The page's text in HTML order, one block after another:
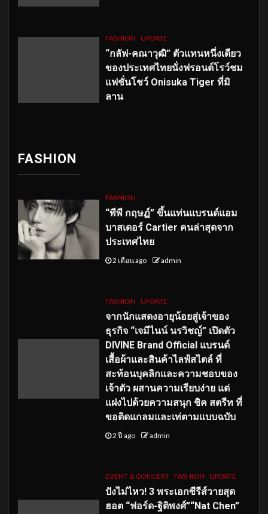
FASHION UPDATE
“กลัฟ-คณาวุฒิ” ตัวแทนหนึ่งเดียว
ของประเทศไทยนั่งฟรอนต์โรว์ชม
แฟชั่นโชว์ Onisuka Tiger ที่มิ
ลาน
FASHION
FASHION
“พีพี กฤษฏ์” ขึ้นแท่นแบรนด์แอม
บาสเดอร์ Cartier คนล่าสุดจาก
ประเทศไทย
2 เดือน ago admin
FASHION UPDATE
จากนักแสดงอายุน้อยสู่เจ้าของ
ธุรกิจ “เจมีไนน์ นรวิชญ์” เปิดตัว
DIVINE Brand Official แบรนด์
เสื้อผ้าและสินค้าไลฟ์สไตล์ ที่
สะท้อนบุคลิกและความชอบของ
เจ้าตัว ผสานความเรียบง่าย แต่
แฝงไปด้วยความสนุก ชิค สตรีท ที่
ขอติดแกลมและเท่ตามแบบฉบับ
2 ปี ago admin
EVENT & CONCERT FASHION UPDATE
ปังไม่ไหว! 3 พระเอกซีรีส์วายสุด
ฮอต “ฟอร์ด-ฐิติพงศ์”“Nat Chen”